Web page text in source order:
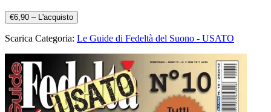
€6,90 – L'acquisto
Scarica Categoria: Le Guide di Fedeltà del Suono - USATO